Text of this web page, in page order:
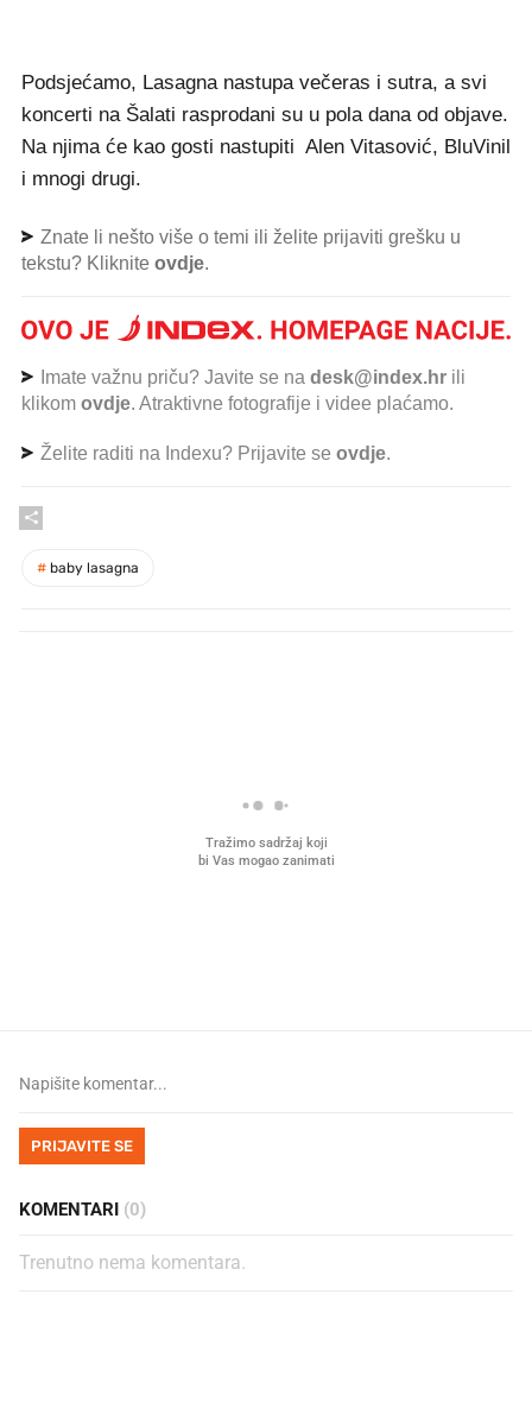
Podsjećamo, Lasagna nastupa večeras i sutra, a svi
koncerti na Šalati rasprodani su u pola dana od objave.
Na njima će kao gosti nastupiti Alen Vitasović, BluVinil
i mnogi drugi.
Znate li nešto više o temi ili želite prijaviti grešku u
tekstu? Kliknite ovdje.
Imate važnu priču? Javite se na desk@index.hr ili
klikom ovdje. Atraktivne fotografije i videe plaćamo.
Želite raditi na Indexu? Prijavite se ovdje.
# baby lasagna
PRIJAVITE SE
KOMENTARI (0)
Trenutno nema komentara.